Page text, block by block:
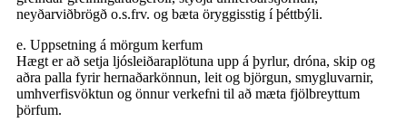
neyðarviðbrögð o.s.frv. og bæta öryggisstig í þéttbýli.
e. Uppsetning á mörgum kerfum
Hægt er að setja ljósleiðaraplötuna upp á þyrlur, dróna, skip og
aðra palla fyrir hernaðarkönnun, leit og björgun, smygluvarnir,
umhverfisvöktun og önnur verkefni til að mæta fjölbreyttum
þörfum.